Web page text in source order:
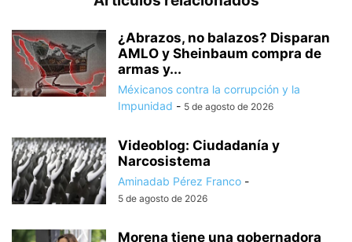
¿Abrazos, no balazos? Disparan
AMLO y Sheinbaum compra de
armas y...
Méxicanos contra la corrupción y la
Impunidad - 5 de agosto de 2026
Videoblog: Ciudadanía y
Narcosistema
Aminadab Pérez Franco -
5 de agosto de 2026
Morena tiene una gobernadora